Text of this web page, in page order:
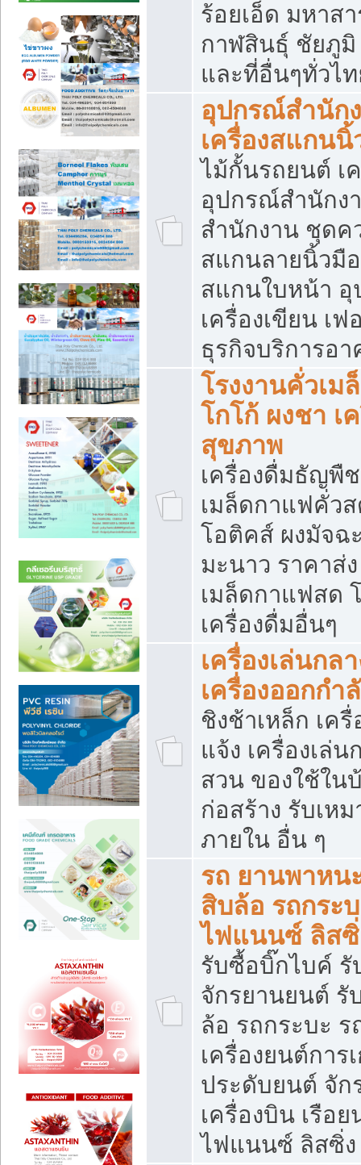
ร้อยเอ็ด มหาส
กาฬสินธุ์ ชัยภู
และที่อื่นๆทั่วไ
อุปกรณ์สำนัก
เครื่องสแกนนิ้
ไม้กั้นรถยนต์ เ
อุปกรณ์สำนักง
สำนักงาน ชุดค
สแกนลายนิ้วมื
สแกนใบหน้า
เครื่องเขียน เ
ธุรกิจบริการอ
โรงงานคั่วเม
โกโก้ ผงชา เ
สุขภาพ
เครื่องดื่มธัญพื
เมล็ดกาแฟคั่ว
โอติคส์ ผงมัจฉ
มะนาว ราคาส่
เมล็ดกาแฟสด
เครื่องดื่มอื่นๆ
เครื่องเล่นกล
เครื่องออกกำ
ชิงช้าเหล็ก เค
แจ้ง เครื่องเล่น
สวน ของใช้ใน
ก่อสร้าง รับเห
ภายใน อื่น ๆ
รถ ยานพาหน
สิบล้อ รถกระ
ไฟแนนซ์ ลิส
รับซื้อบิ๊กไบค์
จักรยานยนต์ รั
ล้อ รถกระบะ
เครื่องยนต์การ
ประดับยนต์ จัก
เครื่องบิน เรือ
ไฟแนนซ์ ลิสซิ่ง